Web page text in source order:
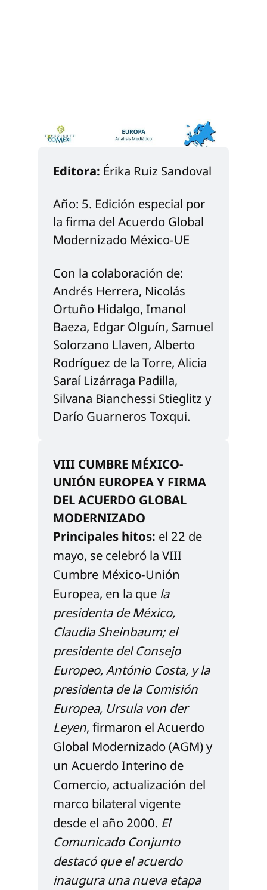
Editora:
Año: 5. Edición especial por
la firma del Acuerdo Global
Modernizado México-UE
Con la colaboración de:
Andrés Herrera, Nicolás
Ortuño Hidalgo, Imanol
Baeza, Edgar Olguín, Samuel
Solorzano Llaven, Alberto
Rodríguez de la Torre, Alicia
Saraí Lizárraga Padilla,
Silvana Bianchessi Stieglitz y
Darío Guarneros Toxqui.
VIII CUMBRE MÉXICO-
UNIÓN EUROPEA Y FIRMA
DEL ACUERDO GLOBAL
MODERNIZADO
Principales hitos: el 22 de
mayo, se celebró la VIII
Cumbre México-Unión
Europea, en la que la
presidenta de México,
Claudia Sheinbaum; el
presidente del Consejo
Europeo, António Costa, y la
presidenta de la Comisión
Europea, Ursula von der
Leyen, firmaron el Acuerdo
Global Modernizado (AGM) y
un Acuerdo Interino de
Comercio, actualización del
marco bilateral vigente
desde el año 2000. El
Comunicado Conjunto
destacó que el acuerdo
inaugura una nueva etapa